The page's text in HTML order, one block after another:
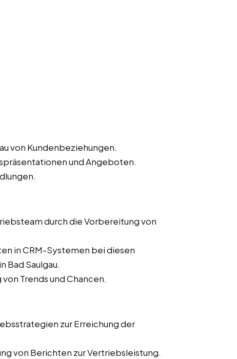
von Kundenbeziehungen.
und Angeboten.
durch die Vorbereitung von
in CRM-Systemen bei diesen
Bad Saulgau.
Trends und Chancen.
zur Erreichung der
von Berichten zur Vertriebsleistung.